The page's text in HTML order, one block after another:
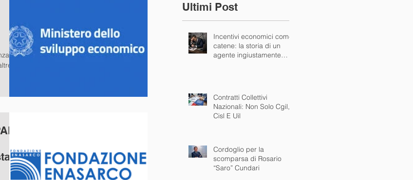
Ultimi Post
Incentivi economici come
catene: la storia di un
agente ingiustamente
Contratti Collettivi
Nazionali: Non Solo Cgil,
Cisl E Uil
Cordoglio per la
scomparsa di Rosario
“Saro” Cundari